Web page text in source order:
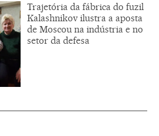
Trajetória da fábrica do fuzil
Kalashnikov ilustra a aposta
de Moscou na indústria e no
setor da defesa